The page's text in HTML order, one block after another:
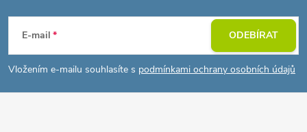
p
E-mail
Vložením e-mailu souhlasíte s podmínkami ochrany osobních údajů
ODEBÍRAT